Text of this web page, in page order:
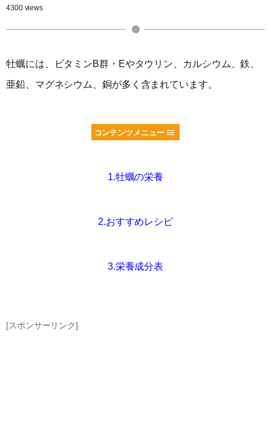
4300 views
牡蠣には、ビタミンB群・Eやタウリン、カルシウム、鉄、
亜鉛、マグネシウム、銅が多く含まれています。
コンテンツメニュー
1.牡蠣の栄養
2.おすすめレシピ
3.栄養成分表
[スポンサーリンク]